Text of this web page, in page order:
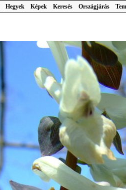
Hegyek Képek Keresés Országjárás